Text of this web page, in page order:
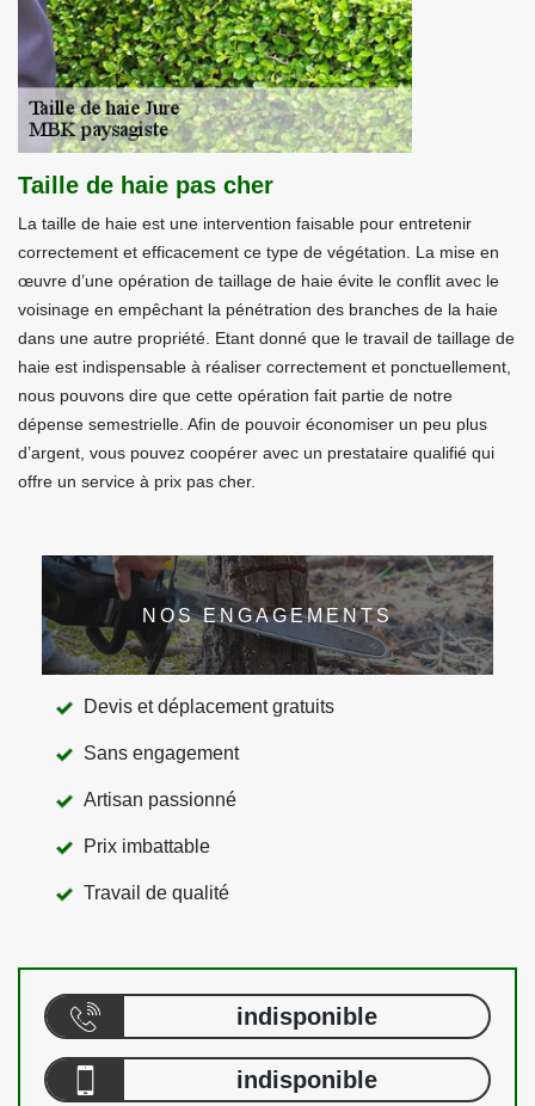
Taille de haie pas cher
La taille de haie est une intervention faisable pour entretenir
correctement et efficacement ce type de végétation. La mise en
œuvre d’une opération de taillage de haie évite le conflit avec le
voisinage en empêchant la pénétration des branches de la haie
dans une autre propriété. Etant donné que le travail de taillage de
haie est indispensable à réaliser correctement et ponctuellement,
nous pouvons dire que cette opération fait partie de notre
dépense semestrielle. Afin de pouvoir économiser un peu plus
d’argent, vous pouvez coopérer avec un prestataire qualifié qui
offre un service à prix pas cher.
NOS ENGAGEMENTS
Devis et déplacement gratuits
Sans engagement
Artisan passionné
Prix imbattable
Travail de qualité
indisponible
indisponible